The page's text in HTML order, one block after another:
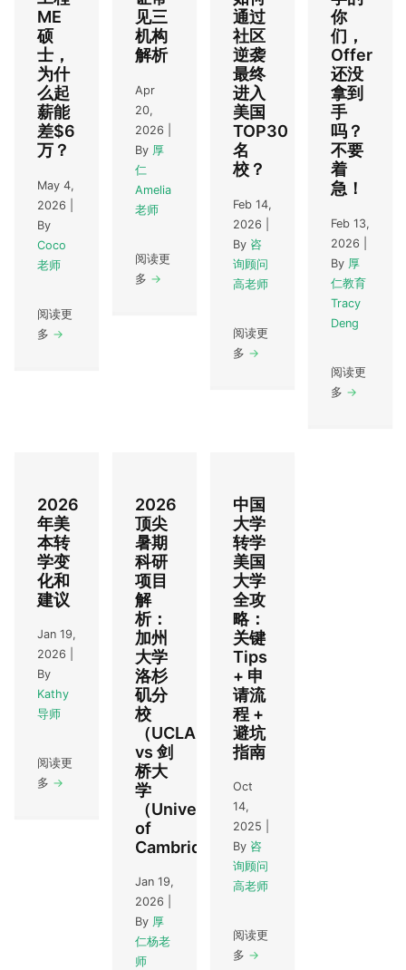
ME
硕
士，
为什
么起
薪能
差$6
万？
May 4,
2026
By
Coco
老师
阅读更
多 →
见三
机构
解析
Apr
20,
2026
By 厚
仁
Amelia
老师
阅读更
多 →
通过
社区
逆袭
最终
进入
美国
TOP30
名
校？
Feb 14,
2026
By 咨
询顾问
高老师
阅读更
多 →
你
们，
Offer
还没
拿到
手
吗？
不要
着
急！
Feb 13,
2026
By 厚
仁教育
Tracy
Deng
阅读更
多 →
2026
年美
本转
学变
化和
建议
Jan 19,
2026
By
Kathy
导师
阅读更
多 →
2026
顶尖
暑期
科研
项目
解
析：
加州
大学
洛杉
矶分
校
（UCLA）
vs 剑
桥大
学
（University
of
Cambridge）
Jan 19,
2026
By 厚
仁杨老
师
中国
大学
转学
美国
大学
全攻
略：
关键
Tips
+ 申
请流
程 +
避坑
指南
Oct
14,
2025
By 咨
询顾问
高老师
阅读更
多 →